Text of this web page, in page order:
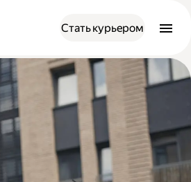
Стать курьером